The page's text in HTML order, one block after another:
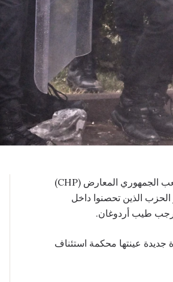
. اقتحمت الشرطة التركية، الأحد، المقر الرئيسي لحزب الشعب الجمهوري المعارض (CHP)
الذين تحصنوا داخل
رجب طيب أردوغان.
جديدة عينتها محكمة استئناف